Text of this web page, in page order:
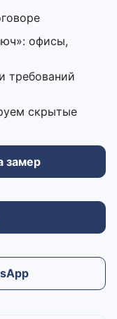
офисы,
требований
скрытые
замер